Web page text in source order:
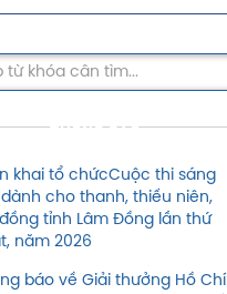
THÔNG BÁO
khai tổ chứcCuộc thi sáng
cho thanh, thiếu niên,
tỉnh Lâm Đồng lần thứ
năm 2026
báo về Giải thưởng Hồ Chí